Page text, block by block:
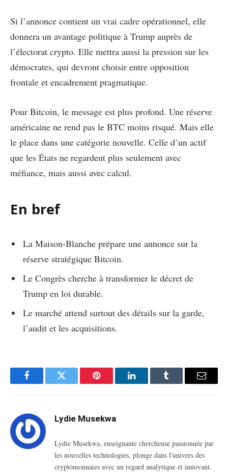
Si l’annonce contient un vrai cadre opérationnel, elle
donnera un avantage politique à Trump auprès de
l’électorat crypto. Elle mettra aussi la pression sur les
démocrates, qui devront choisir entre opposition
frontale et encadrement pragmatique.
Pour Bitcoin, le message est plus profond. Une réserve
américaine ne rend pas le BTC moins risqué. Mais elle
le place dans une catégorie nouvelle. Celle d’un actif
que les États ne regardent plus seulement avec
méfiance, mais aussi avec calcul.
En bref
La Maison-Blanche prépare une annonce sur la
réserve stratégique Bitcoin.
Le Congrès cherche à transformer le décret de
Trump en loi durable.
Le marché attend surtout des détails sur la garde,
l’audit et les acquisitions.
FacebookTwitter Pinterest LinkedInTumblr Email
Lydie Musekwa
Lydie Musekwa, enseignante chercheuse passionnée par
les nouvelles technologies, plonge dans l'univers des
cryptomonnaies avec un regard analytique et innovant.